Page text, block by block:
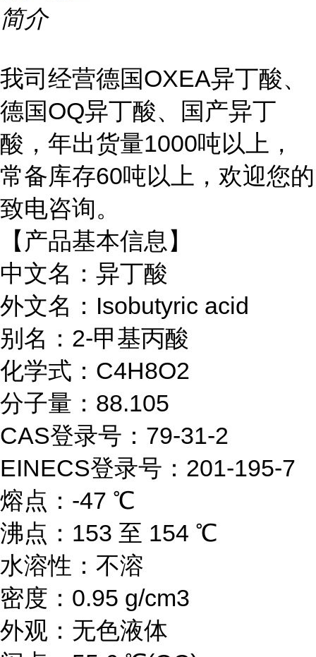
简介
我司经营德国OXEA异丁酸、
德国OQ异丁酸、国产异丁
酸 ， 年出货量1000吨以上，
常备库存60吨以上，欢迎您的
致电咨询。
【产品基本信息】
中文名：异丁酸
外文名：Isobutyric acid
别名：2-甲基丙酸
化学式：C4H8O2
分子量：88.105
CAS登录号：79-31-2
EINECS登录号：201-195-7
熔点：-47 ℃
沸点：153 至 154 ℃
水溶性：不溶
密度：0.95 g/cm3
外观：无色液体